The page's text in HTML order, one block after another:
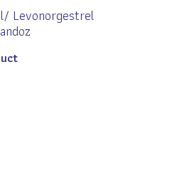
Levonorgestrel